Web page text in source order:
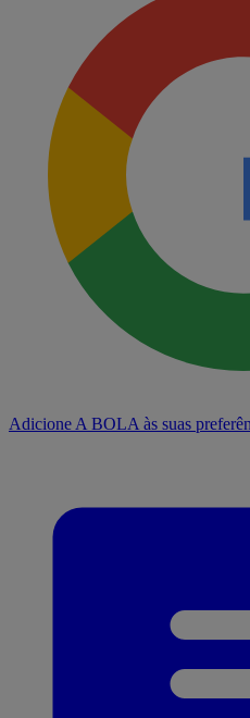
Adicione A BOLA às suas